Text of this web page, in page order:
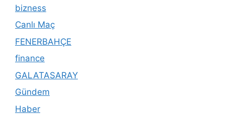
bizness
Canlı Maç
FENERBAHÇE
finance
GALATASARAY
Gündem
Haber